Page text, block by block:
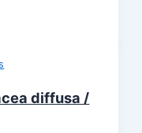
diffusa /